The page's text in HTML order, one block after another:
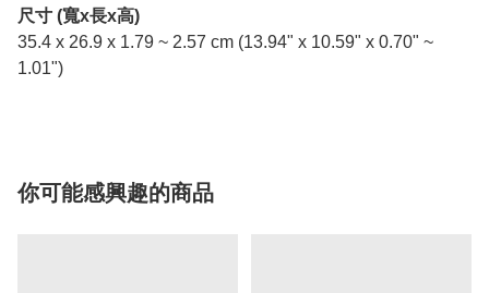
尺寸 (寬x長x高)
35.4 x 26.9 x 1.79 ~ 2.57 cm (13.94" x 10.59" x 0.70" ~
1.01")
你可能感興趣的商品